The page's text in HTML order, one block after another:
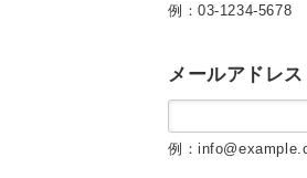
例：03-1234-5678
メールアドレス
例：